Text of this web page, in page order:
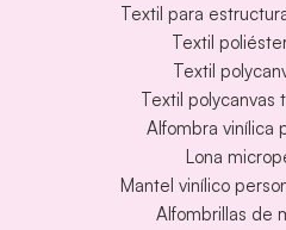
Textil para
Textil
Textil
Textil polycanvas
Alfombra vinílica
Lona
Mantel vinílico
Alfombrillas de